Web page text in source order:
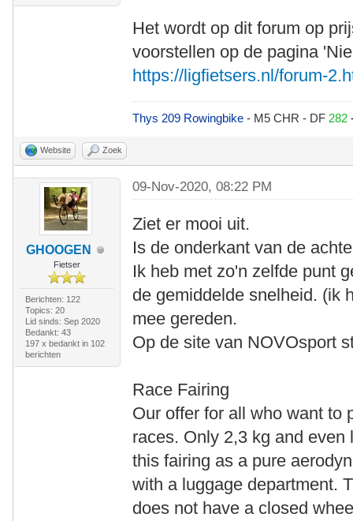
Het wordt op dit forum op
voorstellen op de pagina
https://ligfietsers.nl/forum-
Thys 209 Rowingbike- M5 CHR - DF 282
Website Zoek
GHOOGEN
Fietser
Berichten: 122
Topics: 20
Lid sinds: Sep 2020
Bedankt: 43
197 x bedankt in 102
berichten
09-Nov-2020, 08:22 PM
Ziet er mooi uit.
Is de onderkant van de
Ik heb met zo'n zelfde punt
de gemiddelde snelheid. (ik
mee gereden.
Op de site van NOVOsport
Race Fairing
Our offer for all who want to
races. Only 2,3 kg and
this fairing as a pure
with a luggage department.
does not have a closed